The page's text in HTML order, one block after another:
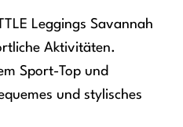
Leggings Savannah
Aktivitäten.
Sport-Top und
und stylisches